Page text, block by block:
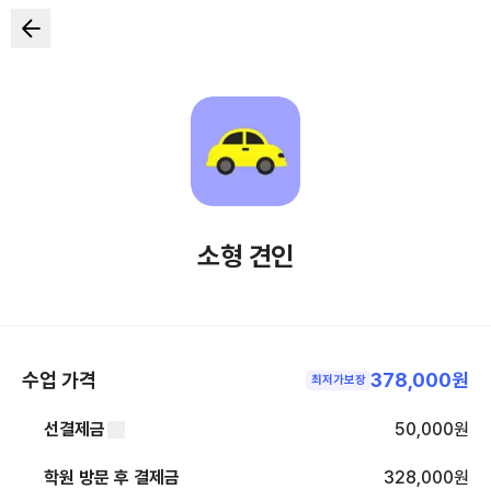
소형 견인
수업 가격 최저가보장 378,000원
선결제금 50,000원
학원 방문 후 결제금 328,000원